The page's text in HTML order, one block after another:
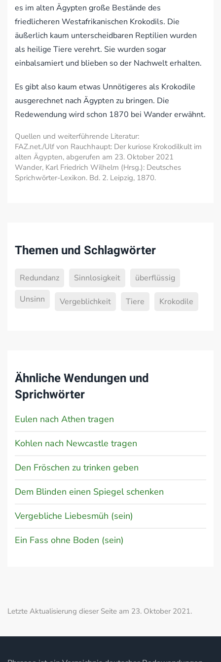
es im alten Ägypten große Bestände des
friedlicheren Westafrikanischen Krokodils. Die
äußerlich kaum unterscheidbaren Reptilien wurden
als heilige Tiere verehrt. Sie wurden sogar
einbalsamiert und blieben so der Nachwelt erhalten.
Es gibt also kaum etwas Unnötigeres als Krokodile
ausgerechnet nach Ägypten zu bringen. Die
Redewendung wird schon 1870 bei Wander erwähnt.
Quellen und weiterführende Literatur:
FAZ.net./Ulf von Rauchhaupt: Der kuriose Krokodilkult im
alten Ägypten, abgerufen am 23. Oktober 2021
Wander, Karl Friedrich Wilhelm (Hrsg.): Deutsches
Sprichwörter-Lexikon. Bd. 2. Leipzig, 1870.
Themen und Schlagwörter
Redundanz Sinnlosigkeit
überflüssig
Unsinn
Vergeblichkeit Tiere Krokodile
Ähnliche Wendungen und
Sprichwörter
Eulen nach Athen tragen
Kohlen nach Newcastle tragen
Den Fröschen zu trinken geben
Dem Blinden einen Spiegel schenken
Vergebliche Liebesmüh (sein)
Ein Fass ohne Boden (sein)
Letzte Aktualisierung dieser Seite am 23. Oktober 2021.